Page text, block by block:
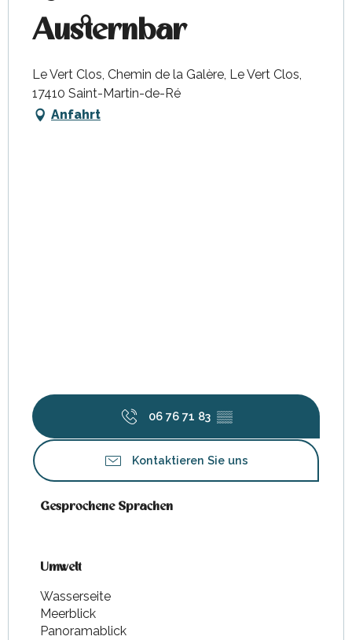
Austernbar
Le Vert Clos, Chemin de la Galère, Le Vert Clos,
17410 Saint-Martin-de-Ré
Anfahrt
06 76 71 83 ▒▒
Kontaktieren Sie uns
Gesprochene Sprachen
Gesprochene Sprachen
Umwelt
Umwelt
Wasserseite
Meerblick
Panoramablick